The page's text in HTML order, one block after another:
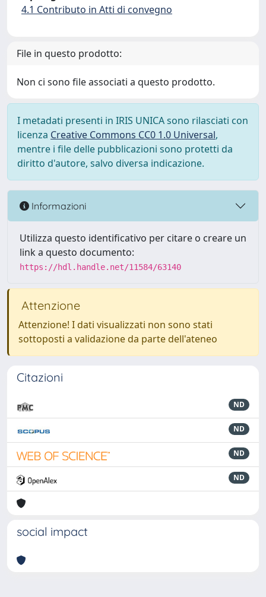
4.1 Contributo in Atti di convegno
File in questo prodotto:
Non ci sono file associati a questo prodotto.
I metadati presenti in IRIS UNICA sono rilasciati con
licenza Creative Commons CC0 1.0 Universal,
mentre i file delle pubblicazioni sono protetti da
diritto d'autore, salvo diversa indicazione.
Informazioni
Utilizza questo identificativo per citare o creare un
link a questo documento:
https://hdl.handle.net/11584/63140
Attenzione
Attenzione! I dati visualizzati non sono stati
sottoposti a validazione da parte dell'ateneo
Citazioni
ND
ND
ND
ND
social impact